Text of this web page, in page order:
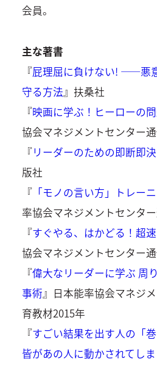
会員。
主な著書
『屁理屈に負けない! ――悪
守る方法 』扶桑社
『映画に学ぶ！ヒーローの
協会マネジメントセンター
『リーダーのための即断即
版社
『「モノの言い方」トレー
率協会マネジメントセンタ
『すぐやる、はかどる！超
協会マネジメントセンター
『偉大なリーダーに学ぶ 周
事術 』日本能率協会マネジ
育教材2015年
『すごい結果を出す人の「
皆があの人に動かされてし